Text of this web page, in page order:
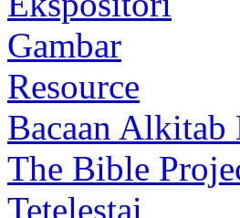
Gambar
Resource
Bacaan Alkitab
The Bible
Tetelestai